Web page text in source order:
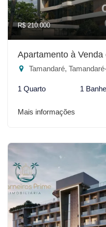
R$ 210.000
Apartamento à Venda
Tamandaré,
1 Quarto 1
Mais informações